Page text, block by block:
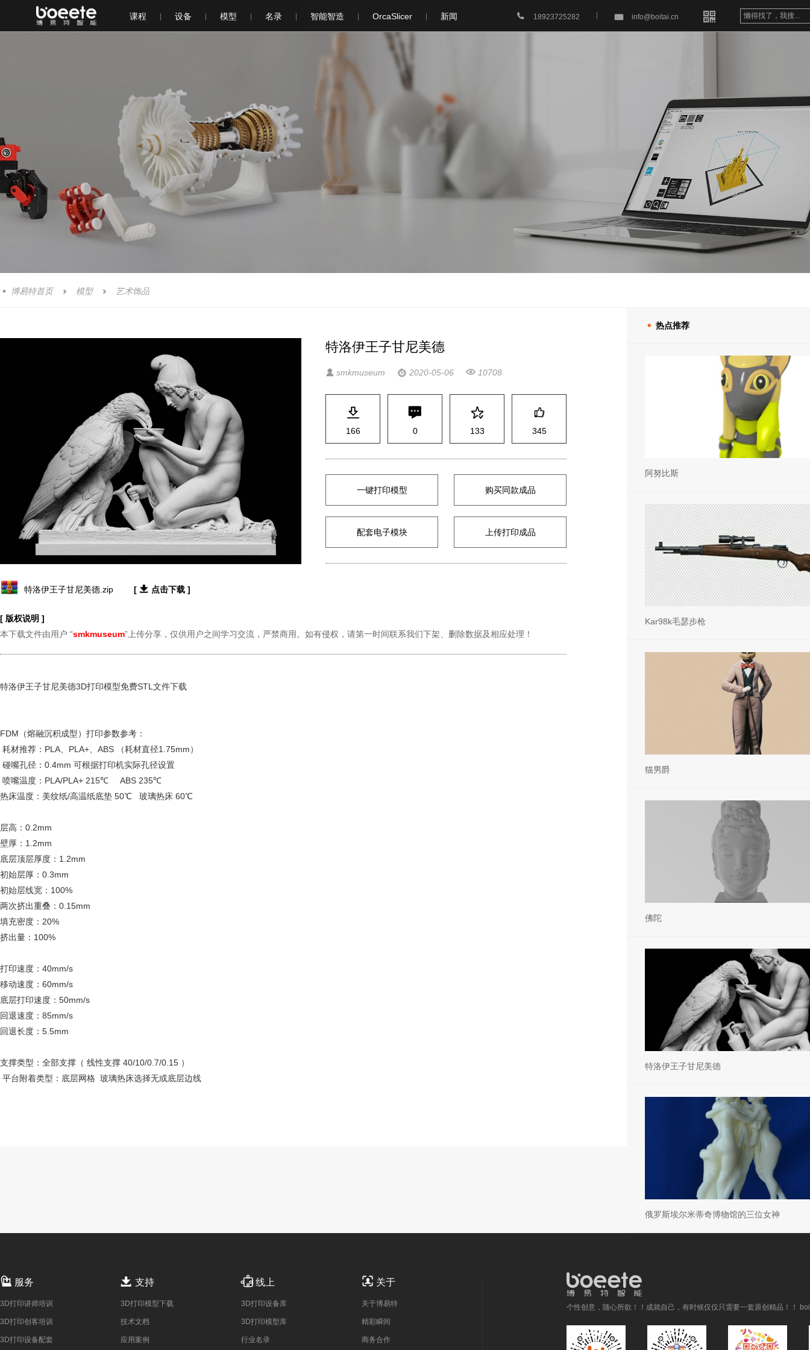
课程 设备 模型 名录 智能智造 OrcaSlicer 新闻 
 info@boitai.cn
 18923725282
 博易特首页  模型  艺术饰品
特洛伊王子甘尼美德
 smkmuseum  2020-05-06  10708

166

0

133

345
一键打印模型 购买同款成品
配套电子模块 上传打印成品
特洛伊王子甘尼美德.zip [  点击下载 ]
[ 版权说明 ]
本下载文件由用户 “smkmuseum”上传分享，仅供用户之间学习交流，严禁商用。如有侵权，请第一时间联系我们下架、删除数据及相应处理！
特洛伊王子甘尼美德3D打印模型免费STL文件下载
FDM（熔融沉积成型）打印参数参考：
耗材推荐：PLA、PLA+、ABS （耗材直径1.75mm）
碰嘴孔径：0.4mm 可根据打印机实际孔径设置
喷嘴温度：PLA/PLA+ 215℃ ABS 235℃
热床温度：美纹纸/高温纸底垫 50℃ 玻璃热床 60℃
层高：0.2mm
壁厚：1.2mm
底层顶层厚度：1.2mm
初始层厚：0.3mm
初始层线宽：100%
两次挤出重叠：0.15mm
填充密度：20%
挤出量：100%
打印速度：40mm/s
移动速度：60mm/s
底层打印速度：50mm/s
回退速度：85mm/s
回退长度：5.5mm
支撑类型：全部支撑（ 线性支撑 40/10/0.7/0.15 ）
平台附着类型：底层网格 玻璃热床选择无或底层边线
 热点推荐
阿努比斯
Kar98k毛瑟步枪
猫男爵
佛陀
特洛伊王子甘尼美德
俄罗斯埃尔米蒂奇博物馆的三位女神
 服务
3D打印讲师培训
3D打印创客培训
3D打印设备配套
 支持
3D打印模型下载
技术文档
应用案例
线上
3D打印设备库
3D打印模型库
行业名录
 关于
关于博易特
精彩瞬间
商务合作
个性创意，随心所欲！！成就自己，有时候仅仅只需要一套原创精品！！